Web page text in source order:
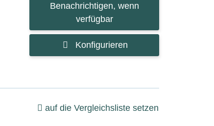
Benachrichtigen, wenn
verfügbar
Konfigurieren
auf die Vergleichsliste setzen